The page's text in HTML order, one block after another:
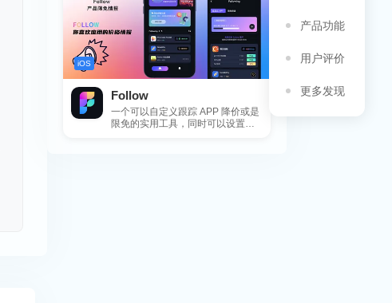
产品功能
用户评价
更多发现
iOS
Follow
一个可以自定义跟踪 APP 降价或是
限免的实用工具，同时可以设置包